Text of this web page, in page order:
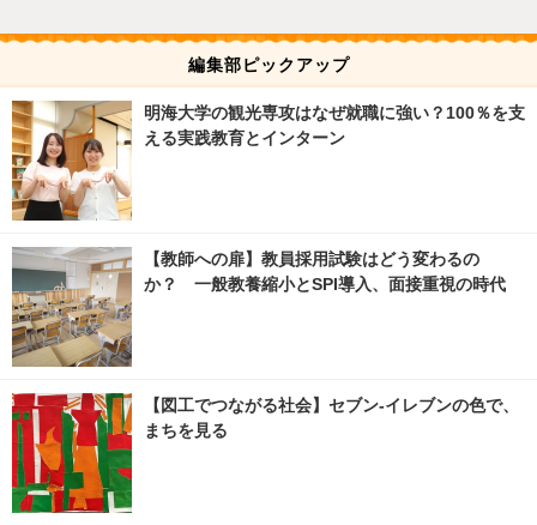
編集部ピックアップ
明海大学の観光専攻はなぜ就職に強い？100％を支
える実践教育とインターン
【教師への扉】教員採用試験はどう変わるの
か？ 一般教養縮小とSPI導入、面接重視の時代
【図工でつながる社会】セブン‐イレブンの色で、
まちを見る